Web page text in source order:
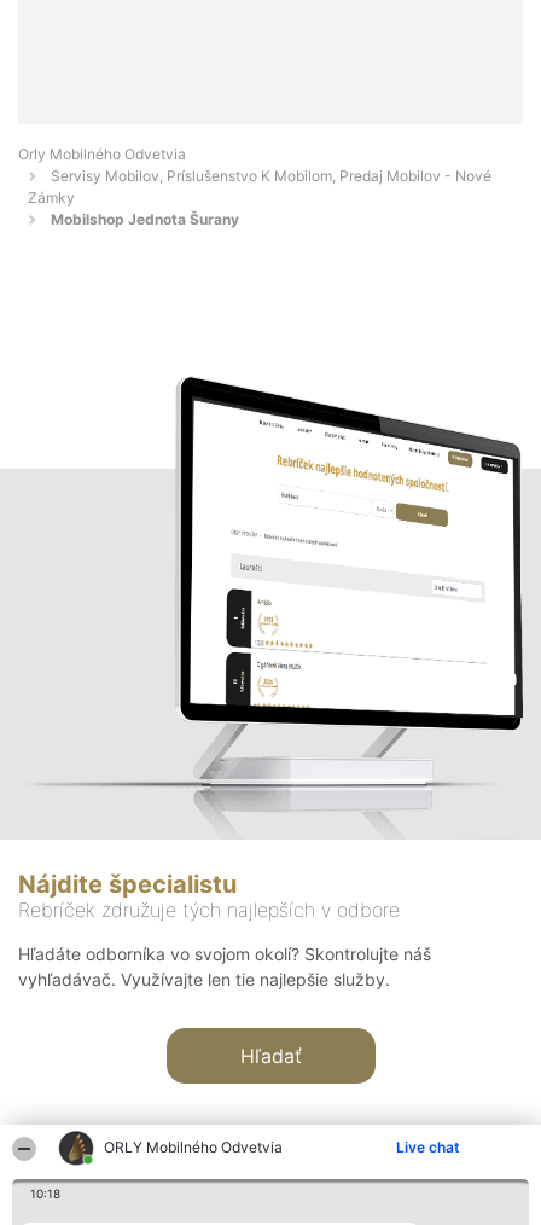
ORLY Mobilného Odvetvia Live chat
10:18
Orly Mobilného Odvetvia
Servisy Mobilov, Príslušenstvo K Mobilom, Predaj Mobilov - Nové
Zámky
Mobilshop Jednota Šurany
Nájdite špecialistu
Rebríček združuje tých najlepších v odbore
Hľadáte odborníka vo svojom okolí? Skontrolujte náš
vyhľadávač. Využívajte len tie najlepšie služby.
Hľadať